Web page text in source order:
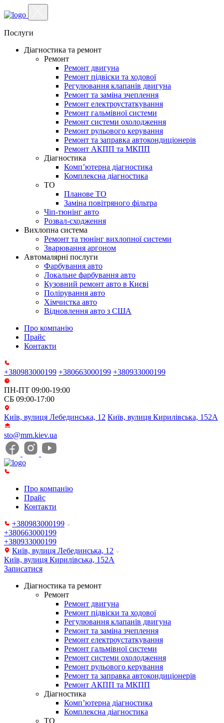
Послуги
Діагностика та ремонт
Ремонт
Ремонт двигуна
Ремонт підвіски та ходової
Регулювання клапанів двигуна
Ремонт та заміна зчеплення
Ремонт електроустаткування
Ремонт гальмівної системи
Ремонт системи охолодження
Ремонт рульового керування
Ремонт та заправка автокондиціонерів
Ремонт АКПП та МКПП
Діагностика
Комп’ютерна діагностика
Комплексна діагностика
ТО
Планове ТО
Заміна повітряного фільтра
Чіп-тюнінг авто
Розвал-сходження
Вихлопна система
Ремонт та тюнінг вихлопної системи
Зварювання аргоном
Автомалярні послуги
Фарбування авто
Локальне фарбування авто
Кузовний ремонт авто в Києві
Полірування авто
Хімчистка авто
Відновлення авто з США
Про компанію
Прайс
Контакти
+380983000199 +380663000199 +380933000199
ПН-ПТ 09:00-19:00
СБ 09:00-17:00
Київ, вулиця Лебединська, 12 Київ, вулиця Кирилівська, 152А
sto@mm.kiev.ua
Про компанію
Прайс
Контакти
+380983000199
+380663000199
+380933000199
Київ, вулиця Лебединська, 12
Київ, вулиця Кирилівська, 152А
Записатися
Діагностика та ремонт
Ремонт
Ремонт двигуна
Ремонт підвіски та ходової
Регулювання клапанів двигуна
Ремонт та заміна зчеплення
Ремонт електроустаткування
Ремонт гальмівної системи
Ремонт системи охолодження
Ремонт рульового керування
Ремонт та заправка автокондиціонерів
Ремонт АКПП та МКПП
Діагностика
Комп’ютерна діагностика
Комплексна діагностика
ТО